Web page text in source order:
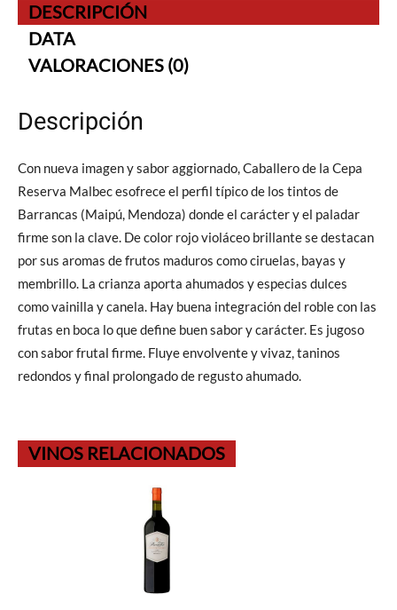
DESCRIPCIÓN
DATA
VALORACIONES (0)
Descripción
Con nueva imagen y sabor aggiornado, Caballero de la Cepa
Reserva Malbec esofrece el perfil típico de los tintos de
Barrancas (Maipú, Mendoza) donde el carácter y el paladar
firme son la clave. De color rojo violáceo brillante se destacan
por sus aromas de frutos maduros como ciruelas, bayas y
membrillo. La crianza aporta ahumados y especias dulces
como vainilla y canela. Hay buena integración del roble con las
frutas en boca lo que define buen sabor y carácter. Es jugoso
con sabor frutal firme. Fluye envolvente y vivaz, taninos
redondos y final prolongado de regusto ahumado.
VINOS RELACIONADOS